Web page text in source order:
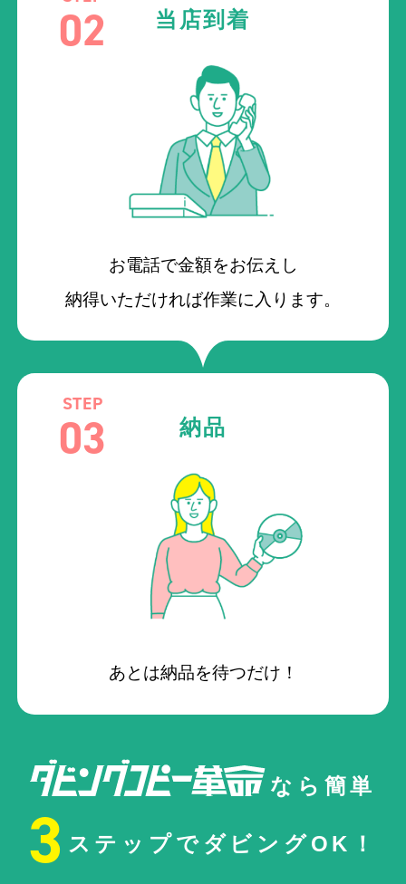
02 当店到着
お電話で金額をお伝えし
納得いただければ作業に入ります。
STEP
03 納品
あとは納品を待つだけ！
なら簡単
3 ステップでダビングOK！